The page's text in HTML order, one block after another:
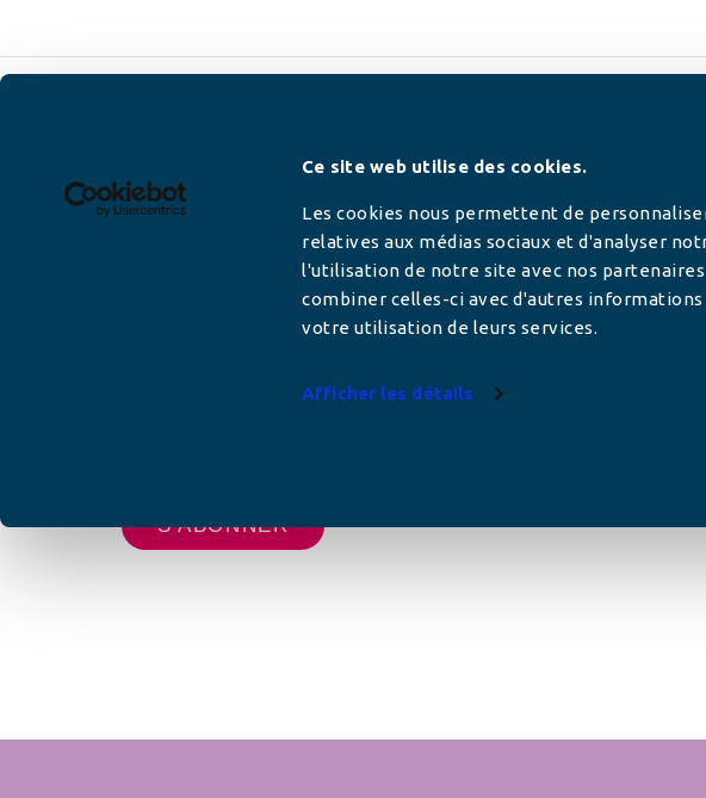
Ce site web utilise des cookies.
Les cookies nous permettent de
relatives aux médias sociaux et d'analyser
l'utilisation de notre site avec nos
combiner celles-ci avec d'autres
votre utilisation de leurs services.
Afficher les détails
Newsletter